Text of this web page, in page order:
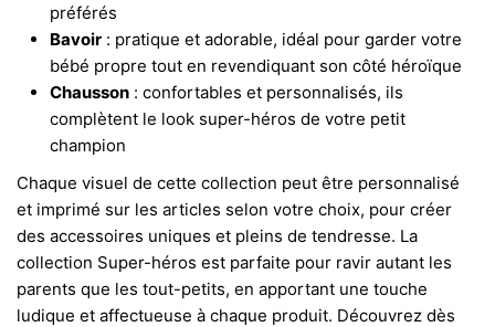
préférés
Bavoir : pratique et adorable, idéal pour garder votre
bébé propre tout en revendiquant son côté héroïque
Chausson : confortables et personnalisés, ils
complètent le look super-héros de votre petit
champion
Chaque visuel de cette collection peut être personnalisé
et imprimé sur les articles selon votre choix, pour créer
des accessoires uniques et pleins de tendresse. La
collection Super-héros est parfaite pour ravir autant les
parents que les tout-petits, en apportant une touche
ludique et affectueuse à chaque produit. Découvrez dès